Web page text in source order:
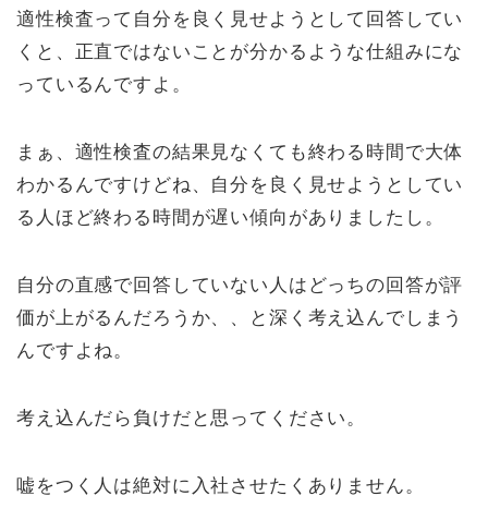
適性検査って自分を良く見せようとして回答してい
くと、正直ではないことが分かるような仕組みにな
っているんですよ。
まぁ、適性検査の結果見なくても終わる時間で大体
わかるんですけどね、自分を良く見せようとしてい
る人ほど終わる時間が遅い傾向がありましたし。
自分の直感で回答していない人はどっちの回答が評
価が上がるんだろうか、、と深く考え込んでしまう
んですよね。
考え込んだら負けだと思ってください。
嘘をつく人は絶対に入社させたくありません。